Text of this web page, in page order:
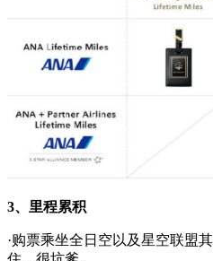
3、里程累积
·购票乘坐全日空以及星空联盟